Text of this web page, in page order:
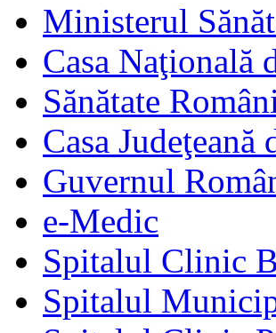
Ministerul
Casa Naţională
Sănătate
Casa Judeţeană
Guvernul
e-Medic
Spitalul Clinic
Spitalul